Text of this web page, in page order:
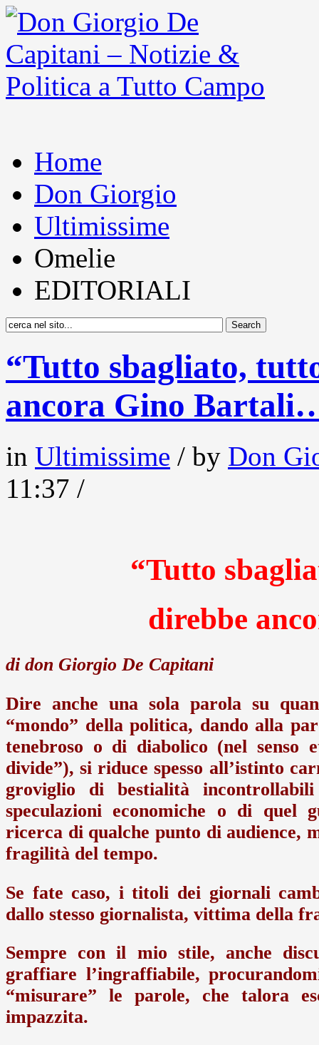
Home
Don Giorgio
Ultimissime
Omelie
EDITORIALI
“Tutto sbagliato,
ancora Gino
in Ultimissime / by Don
11:37 /
“Tutto
direbbe
di don Giorgio De Capitani
Dire anche una sola parola su
“mondo” della politica, dando alla
tenebroso o di diabolico (nel senso
divide”), si riduce spesso all’istinto
groviglio di bestialità
speculazioni economiche o di quel
ricerca di qualche punto di audience,
fragilità del tempo.
Se fate caso, i titoli dei giornali
dallo stesso giornalista, vittima della
Sempre con il mio stile, anche
graffiare l’ingraffiabile,
“misurare” le parole, che talora
impazzita.